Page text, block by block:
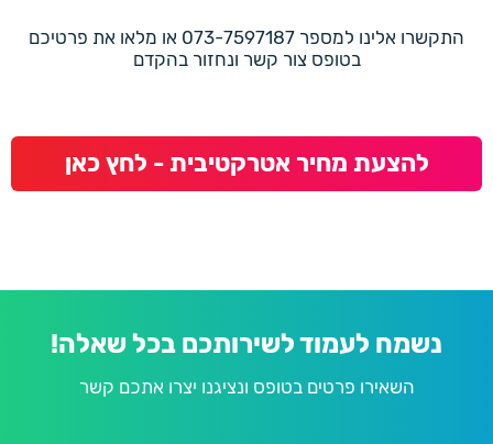
התקשרו אלינו למספר 073-7597187 או מלאו את פרטיכם
בטופס צור קשר ונחזור בהקדם
להצעת מחיר אטרקטיבית - לחץ כאן
נשמח לעמוד לשירותכם בכל שאלה!
השאירו פרטים בטופס ונציגנו יצרו אתכם קשר